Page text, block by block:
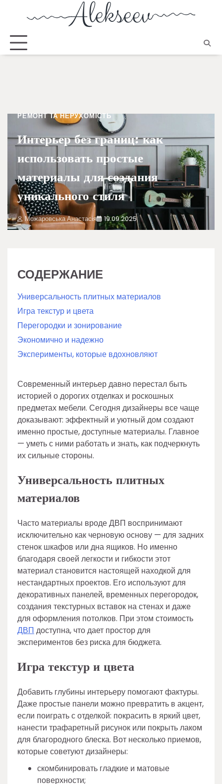
РЕМОНТ ТА НЕРУХОМІСТЬ
Интерьер без границ: как
использовать простые
материалы для создания
уникального стиля
Можаровська Анастасія 19.09.2025
СОДЕРЖАНИЕ
Универсальность плитных материалов
Игра текстур и цвета
Перегородки и зонирование
Экономично и надежно
Эксперименты, которые вдохновляют
Современный интерьер давно перестал быть
историей о дорогих отделках и роскошных
предметах мебели. Сегодня дизайнеры все чаще
доказывают: эффектный и уютный дом создают
именно простые, доступные материалы. Главное
— уметь с ними работать и знать, как подчеркнуть
их сильные стороны.
Универсальность плитных
материалов
Часто материалы вроде ДВП воспринимают
исключительно как черновую основу — для задних
стенок шкафов или дна ящиков. Но именно
благодаря своей легкости и гибкости этот
материал становится настоящей находкой для
нестандартных проектов. Его используют для
декоративных панелей, временных перегородок,
создания текстурных вставок на стенах и даже
для оформления потолков. При этом стоимость
ДВП доступна, что дает простор для
экспериментов без риска для бюджета.
Игра текстур и цвета
Добавить глубины интерьеру помогают фактуры.
Даже простые панели можно превратить в акцент,
если поиграть с отделкой: покрасить в яркий цвет,
нанести трафаретный рисунок или покрыть лаком
для благородного блеска. Вот несколько приемов,
которые советуют дизайнеры:
скомбинировать гладкие и матовые
поверхности;